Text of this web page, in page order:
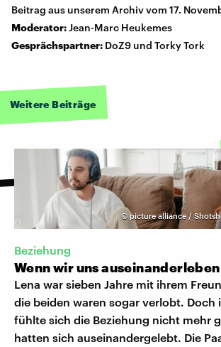
Beitrag aus unserem Archiv vom 17.
Moderator:Jean-Marc Heukemes
Gesprächspartner: DoZ9 und Torky Tork
Weitere Beiträge
© picture alliance /
Beziehung
Wenn wir uns auseinanderleben
Lena war sieben Jahre mit ihrem
die beiden waren sogar verlobt. Doch
fühlte sich die Beziehung nicht mehr
hatten sich auseinandergelebt. Die